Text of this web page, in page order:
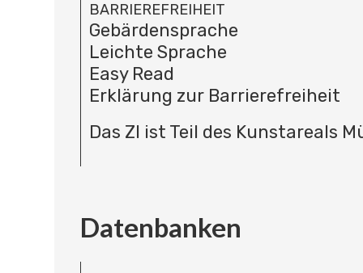
BARRIEREFREIHEIT
Gebärdensprache
Leichte Sprache
Easy Read
Erklärung zur Barrierefreiheit
Das ZI ist Teil des Kunstareals
Datenbanken